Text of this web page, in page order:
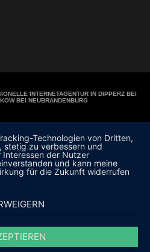
INTERNETAGENTUR IN DIPPERZ BEI
BEI NEUBRANDENBURG
Technologien von Dritten,
stetig zu verbessern und
der Nutzer
und kann meine
für die Zukunft widerrufen